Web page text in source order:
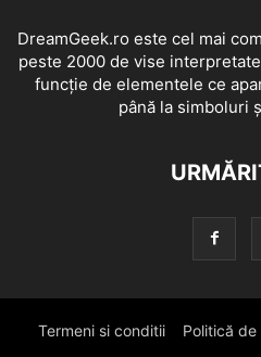
DreamGeek.ro este cel mai
peste 2000 de vise
funcție de elementele ce
până la simboluri
Termeni si conditii Politică